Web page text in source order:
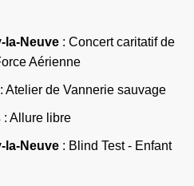
la-Neuve : Concert caritatif de
Aérienne
: Atelier de Vannerie sauvage
: Allure libre
la-Neuve : Blind Test - Enfant